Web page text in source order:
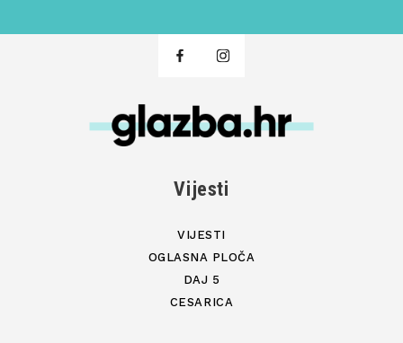
Vijesti
VIJESTI
OGLASNA PLOČA
DAJ 5
CESARICA